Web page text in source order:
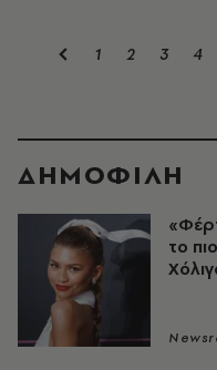
1 2 3 4
ΔΗΜΟΦΙΛΗ
το